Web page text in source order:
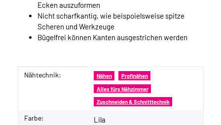
Ecken auszuformen
Nicht scharfkantig, wie beispoielsweise spitze
Scheren und Werkzeuge
Bügelfrei können Kanten ausgestrichen werden
Produkteigenschaft
Wert
Nähtechnik: Nähen Profinähen
Alles fürs Nähzimmer
Zuschneiden & Schnitttechnik
Farbe: Lila